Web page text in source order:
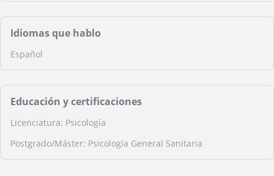
Idiomas que hablo
Español
Educación y certificaciones
Licenciatura: Psicología
Postgrado/Máster: Psicología General Sanitaria